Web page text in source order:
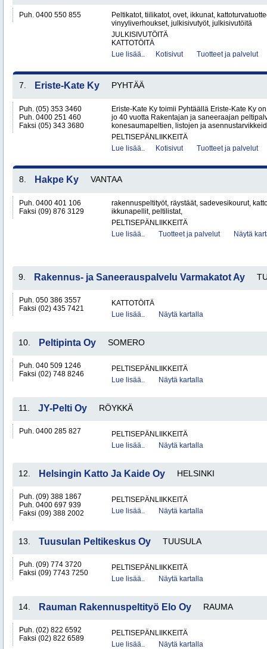
Puh. 0400 550 855
Peltikatot, tiilikatot, ovet, ikkunat,
vinyyliverhoukset, julkisivutyöt, julkisivutöitä
JULKISIVUTÖITÄ
KATTOTÖITÄ
Lue lisää..
Kotisivut Tuotteet ja palvelut
7. Eriste-Kate Ky PYHTÄÄ
Puh. (05) 353 3460
Puh. 0400 251 460
Faksi (05) 343 3680
Eriste-Kate Ky toimii Pyhtäällä Eriste-Kate Ky
jo 40 vuotta Rakentajan ja saneeraajan
konesaumapeltien, listojen ja
PELTISEPÄNLIIKKEITÄ
Lue lisää..
Kotisivut Tuotteet ja palvelut
8. Hakpe Ky VANTAA
Puh. 0400 401 106
Faksi (09) 876 3129
rakennuspeltityöt, räystäät, sadevesikourut,
ikkunapellit, peltilistat,
PELTISEPÄNLIIKKEITÄ
Lue lisää..
Tuotteet ja palvelut Näytä
9. Rakennus- ja Saneerauspalvelu Varmakatot Ay
Puh. 050 386 3557
Faksi (02) 435 7421
KATTOTÖITÄ
Lue lisää..
Näytä kartalla
10. Peltipinta Oy SOMERO
Puh. 040 509 1246
Faksi (02) 748 8246
PELTISEPÄNLIIKKEITÄ
Lue lisää..
Näytä kartalla
11. JY-Pelti Oy RÖYKKÄ
Puh. 0400 285 827
PELTISEPÄNLIIKKEITÄ
Lue lisää..
Näytä kartalla
12. Helsingin Katto Ja Kaide Oy HELSINKI
Puh. (09) 388 1867
Puh. 0400 697 939
Faksi (09) 388 2002
PELTISEPÄNLIIKKEITÄ
Lue lisää..
Näytä kartalla
13. Tuusulan Peltikeskus Oy TUUSULA
Puh. (09) 774 3720
Faksi (09) 7743 7250
PELTISEPÄNLIIKKEITÄ
Lue lisää..
Näytä kartalla
14. Rauman Rakennuspeltityö Elo Oy RAUMA
Puh. (02) 822 6592
Faksi (02) 822 6589
PELTISEPÄNLIIKKEITÄ
Lue lisää..
Näytä kartalla